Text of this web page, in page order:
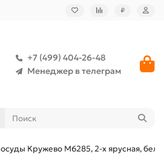
₽
+7 (499) 404-26-48
Менеджер в телеграм
Кружево М6285, 2-х ярусная,